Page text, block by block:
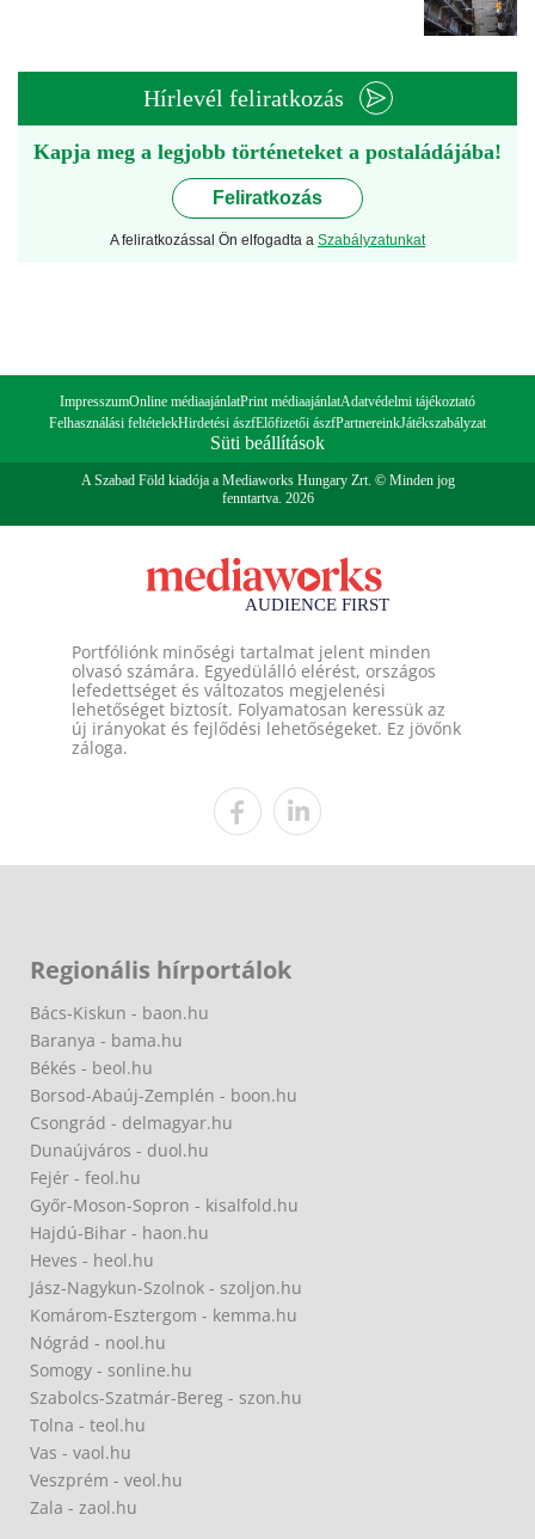
Hírlevél feliratkozás
Kapja meg a legjobb történeteket a postaládájába!
Feliratkozás
A feliratkozással Ön elfogadta a Szabályzatunkat
ImpresszumOnline médiaajánlatPrint médiaajánlatAdatvédelmi tájékoztató
Felhasználási feltételekHirdetési ászfElőfizetői ászfPartnereinkJátékszabályzat
Süti beállítások
A Szabad Föld kiadója a Mediaworks Hungary Zrt. © Minden jog
fenntartva. 2026
Portfóliónk minőségi tartalmat jelent minden
olvasó számára. Egyedülálló elérést, országos
lefedettséget és változatos megjelenési
lehetőséget biztosít. Folyamatosan keressük az
új irányokat és fejlődési lehetőségeket. Ez jövőnk
záloga.
Regionális hírportálok
Bács-Kiskun - baon.hu
Baranya - bama.hu
Békés - beol.hu
Borsod-Abaúj-Zemplén - boon.hu
Csongrád - delmagyar.hu
Dunaújváros - duol.hu
Fejér - feol.hu
Győr-Moson-Sopron - kisalfold.hu
Hajdú-Bihar - haon.hu
Heves - heol.hu
Jász-Nagykun-Szolnok - szoljon.hu
Komárom-Esztergom - kemma.hu
Nógrád - nool.hu
Somogy - sonline.hu
Szabolcs-Szatmár-Bereg - szon.hu
Tolna - teol.hu
Vas - vaol.hu
Veszprém - veol.hu
Zala - zaol.hu